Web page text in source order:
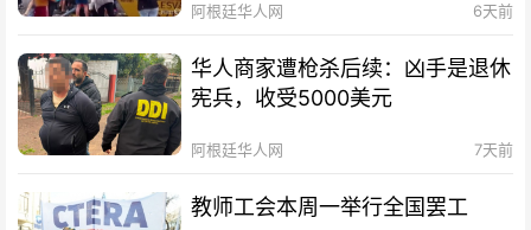
阿根廷华人网 6天前
华人商家遭枪杀后续：凶手是退休
宪兵，收受5000美元
阿根廷华人网 7天前
教师工会本周一举行全国罢工